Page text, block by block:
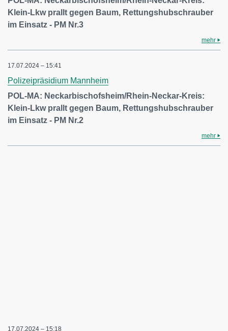
Klein-Lkw prallt gegen Baum, Rettungshubschrauber
im Einsatz - PM Nr.3
mehr
17.07.2024 – 15:41
Polizeipräsidium Mannheim
POL-MA: Neckarbischofsheim/Rhein-Neckar-Kreis:
Klein-Lkw prallt gegen Baum, Rettungshubschrauber
im Einsatz - PM Nr.2
mehr
17.07.2024 – 15:18